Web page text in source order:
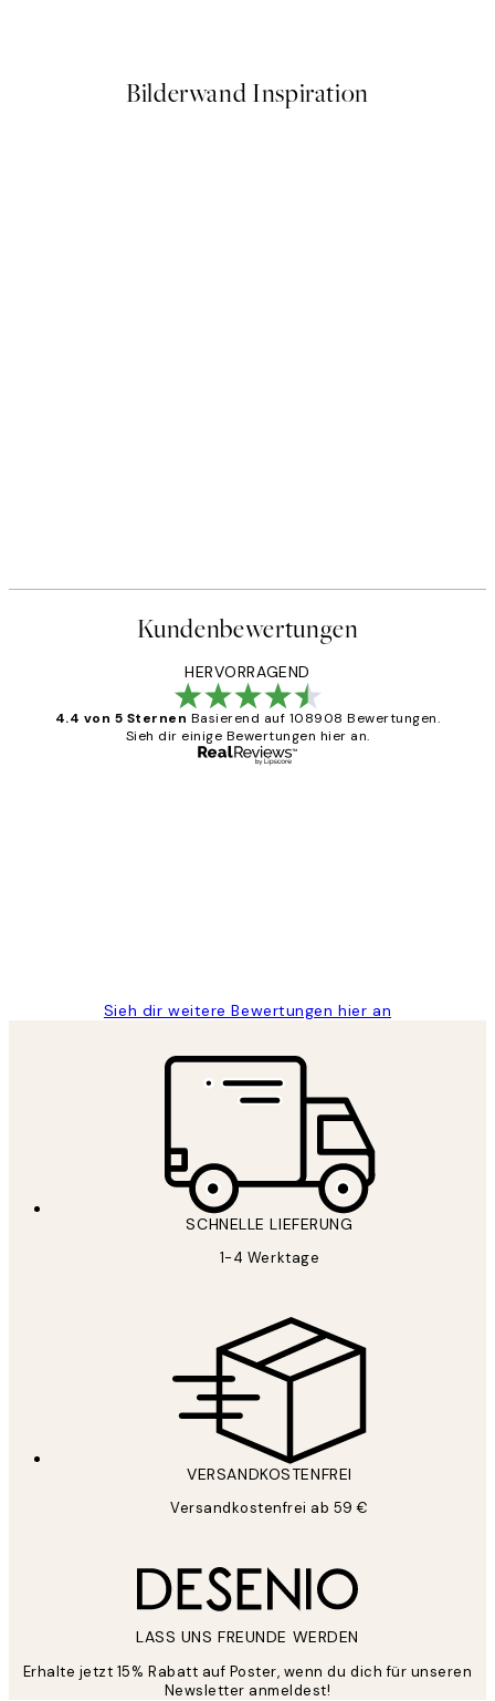
Bilderwand Inspiration
Kundenbewertungen
HERVORRAGEND
4.4 von 5 Sternen Basierend auf 108908 Bewertungen.
Sieh dir einige Bewertungen hier an.
Sieh dir weitere Bewertungen hier an
SCHNELLE LIEFERUNG
1-4 Werktage
VERSANDKOSTENFREI
Versandkostenfrei ab 59 €
LASS UNS FREUNDE WERDEN
Erhalte jetzt 15% Rabatt auf Poster, wenn du dich für unseren
Newsletter anmeldest!